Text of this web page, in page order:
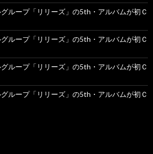
ループ「リリーズ」の5th・アルバムが初Ｃ
ループ「リリーズ」の5th・アルバムが初Ｃ
ループ「リリーズ」の5th・アルバムが初Ｃ
ループ「リリーズ」の5th・アルバムが初Ｃ